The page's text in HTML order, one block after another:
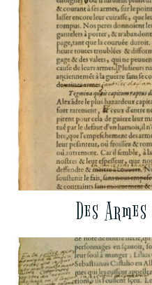
Des